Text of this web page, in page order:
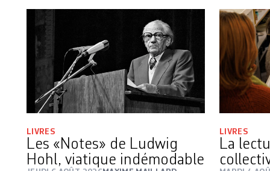
LIVRES
Les «Notes» de Ludwig
Hohl, viatique indémodable
LIVRES
La